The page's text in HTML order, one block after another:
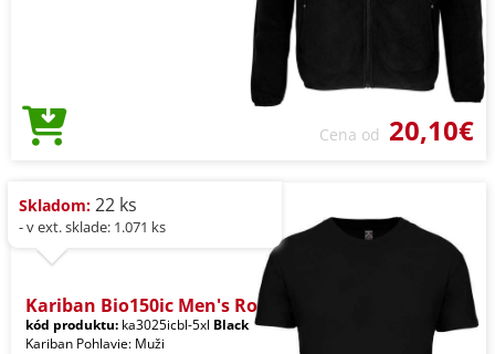
Cena od 20,10€
Skladom: 22 ks
- v ext. sklade: 1.071 ks
Kariban Bio150ic Men's Ro
kód produktu: ka3025icbl-5xl Black
Kariban Pohlavie: Muži